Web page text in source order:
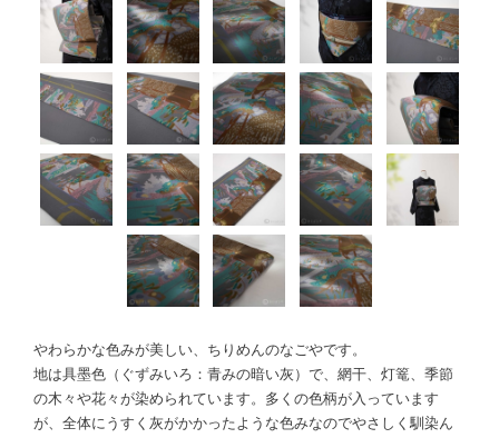
やわらかな色みが美しい、ちりめんのなごやです。
地は具墨色（ぐずみいろ：青みの暗い灰）で、網干、灯篭、季節
の木々や花々が染められています。多くの色柄が入っています
が、全体にうすく灰がかかったような色みなのでやさしく馴染ん